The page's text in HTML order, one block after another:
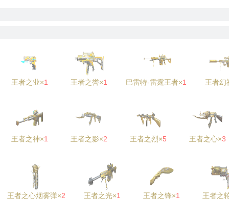
王者之业×1 王者之誉×1 巴雷特-雷霆王者×1 王者幻
王者之神×1 王者之影×2 王者之烈×5 王者之心×3
王者之心烟雾弹×2 王者之光×1 王者之锋×1 王者之